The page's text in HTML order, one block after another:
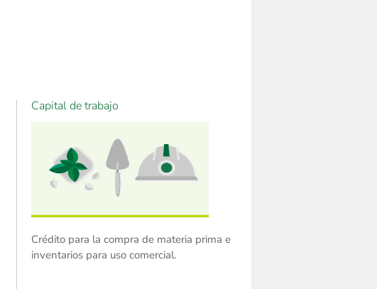
Capital de trabajo
Crédito para la compra de materia prima e
inventarios para uso comercial.